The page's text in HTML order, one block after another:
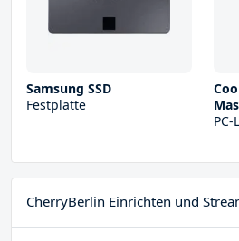
Samsung SSD
Festplatte
PC-
CherryBerlin Einrichten und